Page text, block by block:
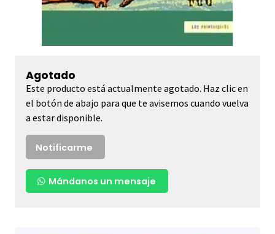
Agotado
Este producto está actualmente agotado. Haz clic en
el botón de abajo para que te avisemos cuando vuelva
a estar disponible.
Notificarme
Mándanos un mensaje